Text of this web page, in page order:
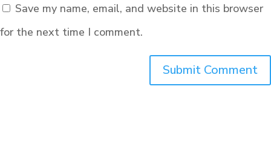
Save my name, email, and website in this browser
for the next time I comment.